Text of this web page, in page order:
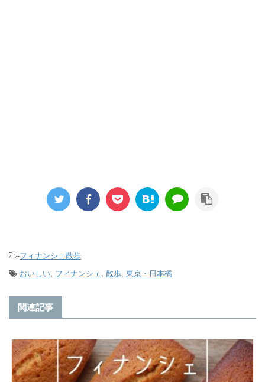
-フィナンシェ散歩
-おいしい, フィナンシェ, 散歩, 東京・日本橋
関連記事